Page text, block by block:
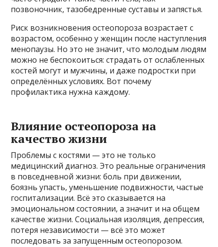
позвоночник, тазобедренные суставы и запястья.
Риск возникновения остеопороза возрастает с
возрастом, особенно у женщин после наступления
менопаузы. Но это не значит, что молодым людям
можно не беспокоиться: страдать от ослабленных
костей могут и мужчины, и даже подростки при
определённых условиях. Вот почему
профилактика нужна каждому.
Влияние остеопороза на
качество жизни
Проблемы с костями — это не только
медицинский диагноз. Это реальные ограничения
в повседневной жизни: боль при движении,
боязнь упасть, уменьшение подвижности, частые
госпитализации. Всё это сказывается на
эмоциональном состоянии, а значит и на общем
качестве жизни. Социальная изоляция, депрессия,
потеря независимости — всё это может
последовать за запущенным остеопорозом.